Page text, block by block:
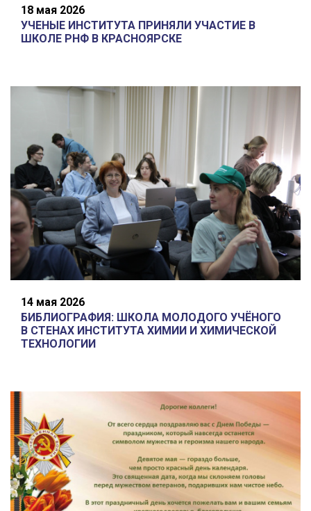
18 мая 2026
УЧЕНЫЕ ИНСТИТУТА ПРИНЯЛИ УЧАСТИЕ В
ШКОЛЕ РНФ В КРАСНОЯРСКЕ
14 мая 2026
БИБЛИОГРАФИЯ: ШКОЛА МОЛОДОГО УЧЁНОГО
В СТЕНАХ ИНСТИТУТА ХИМИИ И ХИМИЧЕСКОЙ
ТЕХНОЛОГИИ